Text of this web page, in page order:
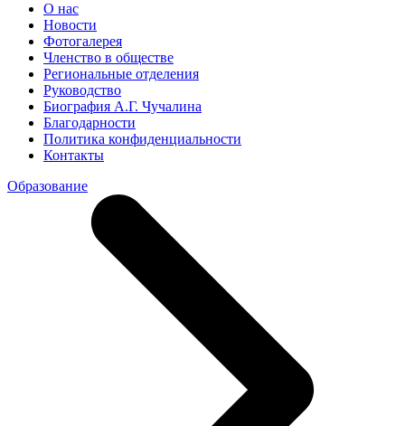
О нас
Новости
Фотогалерея
Членство в обществе
Региональные отделения
Руководство
Биография А.Г. Чучалина
Благодарности
Политика конфиденциальности
Контакты
Образование